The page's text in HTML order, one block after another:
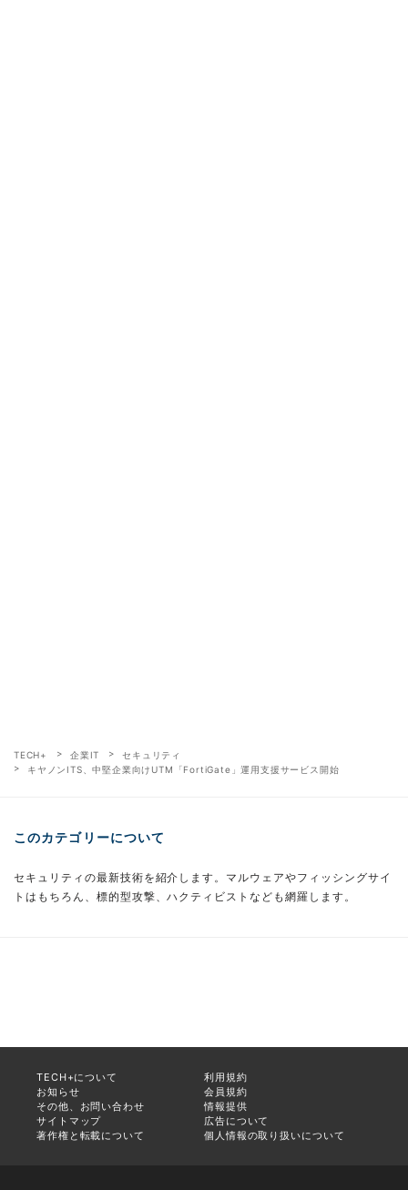
TECH+ 企業IT
セキュリティ
キヤノンITS、中堅企業向けUTM「FortiGate」運用支援サービス開始
このカテゴリーについて
セキュリティの最新技術を紹介します。マルウェアやフィッシングサイ
トはもちろん、標的型攻撃、ハクティビストなども網羅します。
TECH+について
利用規約
お知らせ
会員規約
その他、お問い合わせ
情報提供
サイトマップ
広告について
著作権と転載について
個人情報の取り扱いについて